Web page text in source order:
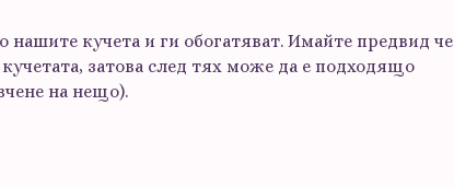
кучета и ги обогатяват. Имайте предвид че
затова след тях може да е подходящо
на нещо).